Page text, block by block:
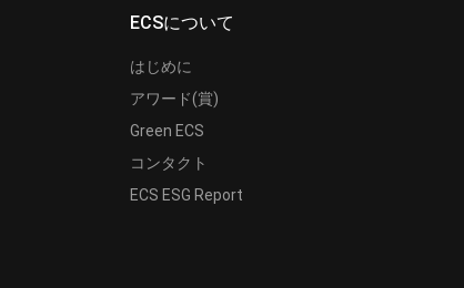
ECSについて
はじめに
アワード(賞)
Green ECS
コンタクト
ECS ESG Report